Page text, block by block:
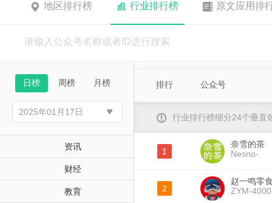
地区排行榜 行业排行榜 原文应用排
日榜 周榜 月榜
资讯
财经
教育
排行 公众号
行业排行榜细分24个垂直
1
奈雪的茶
Nesno-
2
赵一鸣零
ZYM-